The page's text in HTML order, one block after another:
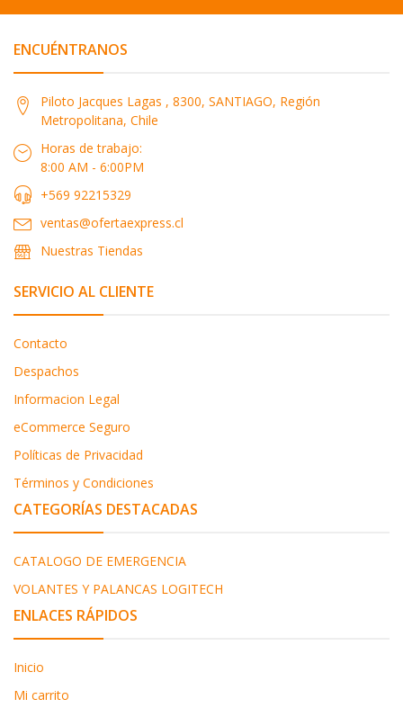
ENCUÉNTRANOS
Piloto Jacques Lagas , 8300, SANTIAGO, Región
Metropolitana, Chile
Horas de trabajo:
8:00 AM - 6:00PM
+569 92215329
ventas@ofertaexpress.cl
Nuestras Tiendas
SERVICIO AL CLIENTE
Contacto
Despachos
Informacion Legal
eCommerce Seguro
Políticas de Privacidad
Términos y Condiciones
CATEGORÍAS DESTACADAS
CATALOGO DE EMERGENCIA
VOLANTES Y PALANCAS LOGITECH
ENLACES RÁPIDOS
Inicio
Mi carrito